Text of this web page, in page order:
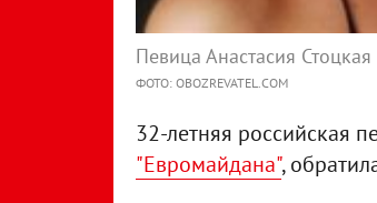
Певица Анастасия Стоцкая
ФОТО: OBOZREVATEL.COM
32-летняя российская
"Евромайдана",